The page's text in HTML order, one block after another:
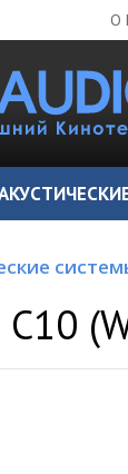
О
C10